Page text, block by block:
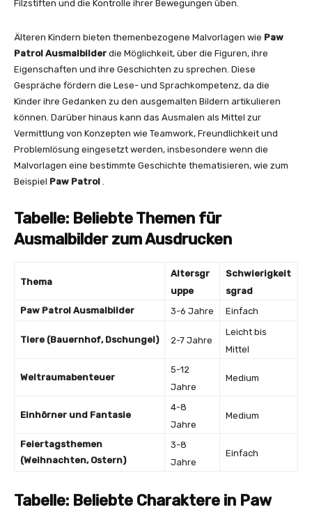
Filzstiften und die Kontrolle ihrer Bewegungen üben.
Älteren Kindern bieten themenbezogene Malvorlagen wie Paw
Patrol Ausmalbilder die Möglichkeit, über die Figuren, ihre
Eigenschaften und ihre Geschichten zu sprechen. Diese
Gespräche fördern die Lese- und Sprachkompetenz, da die
Kinder ihre Gedanken zu den ausgemalten Bildern artikulieren
können. Darüber hinaus kann das Ausmalen als Mittel zur
Vermittlung von Konzepten wie Teamwork, Freundlichkeit und
Problemlösung eingesetzt werden, insbesondere wenn die
Malvorlagen eine bestimmte Geschichte thematisieren, wie zum
Beispiel Paw Patrol .
Tabelle: Beliebte Themen für
Ausmalbilder zum Ausdrucken
Thema
Altersgr
uppe
Schwierigkeit
sgrad
Paw Patrol Ausmalbilder
3-6 Jahre Einfach
Tiere (Bauernhof, Dschungel) 2-7 Jahre
Leicht bis
Mittel
Weltraumabenteuer
5-12
Jahre
Medium
Einhörner und Fantasie
4-8
Jahre
Medium
Feiertagsthemen
(Weihnachten, Ostern)
3-8
Jahre
Einfach
Tabelle: Beliebte Charaktere in Paw